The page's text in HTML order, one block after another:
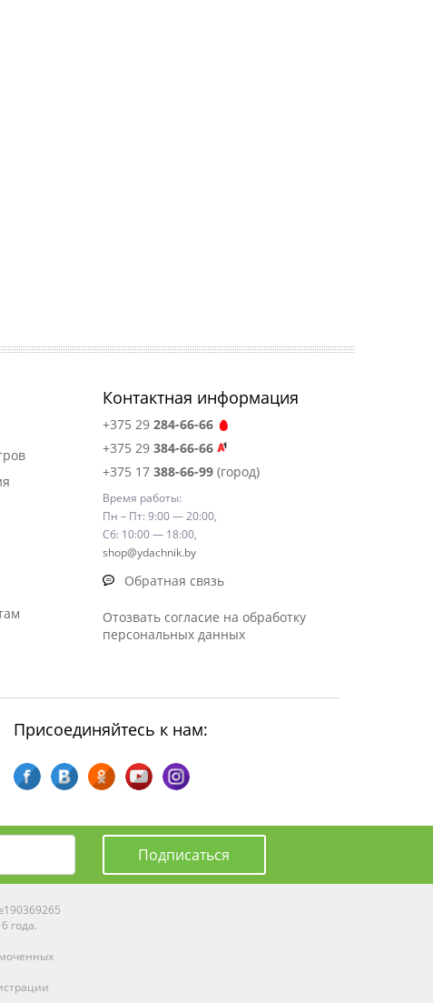
Контактная информация
+375 29 284-66-66
+375 29 384-66-66
+375 17 388-66-99(город)
Время работы:
Пн – Пт: 9:00 — 20:00,
Сб: 10:00 — 18:00,
shop@ydachnik.by
Обратная связь
Отозвать согласие на обработку
персональных данных
Присоединяйтесь к нам:
Подписаться
года.